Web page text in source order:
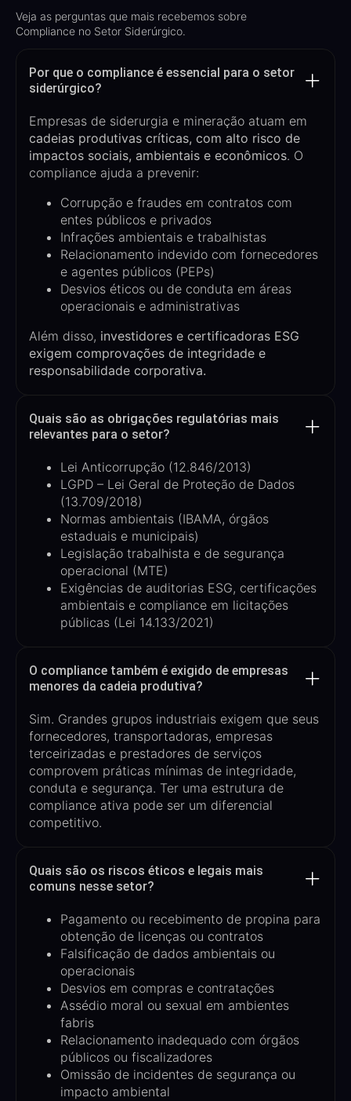
Veja as perguntas que mais recebemos sobre
Compliance no Setor Siderúrgico.
Por que o compliance é essencial para o setor
siderúrgico?
Empresas de siderurgia e mineração atuam em
cadeias produtivas críticas, com alto risco de
impactos sociais, ambientais e econômicos. O
compliance ajuda a prevenir:
Corrupção e fraudes em contratos com
entes públicos e privados
Infrações ambientais e trabalhistas
Relacionamento indevido com fornecedores
e agentes públicos (PEPs)
Desvios éticos ou de conduta em áreas
operacionais e administrativas
Além disso, investidores e certificadoras ESG
exigem comprovações de integridade e
responsabilidade corporativa.
Quais são as obrigações regulatórias mais
relevantes para o setor?
Lei Anticorrupção (12.846/2013)
LGPD – Lei Geral de Proteção de Dados
(13.709/2018)
Normas ambientais (IBAMA, órgãos
estaduais e municipais)
Legislação trabalhista e de segurança
operacional (MTE)
Exigências de auditorias ESG, certificações
ambientais e compliance em licitações
públicas (Lei 14.133/2021)
O compliance também é exigido de empresas
menores da cadeia produtiva?
Sim. Grandes grupos industriais exigem que seus
fornecedores, transportadoras, empresas
terceirizadas e prestadores de serviços
comprovem práticas mínimas de integridade,
conduta e segurança. Ter uma estrutura de
compliance ativa pode ser um diferencial
competitivo.
Quais são os riscos éticos e legais mais
comuns nesse setor?
Pagamento ou recebimento de propina para
obtenção de licenças ou contratos
Falsificação de dados ambientais ou
operacionais
Desvios em compras e contratações
Assédio moral ou sexual em ambientes
fabris
Relacionamento inadequado com órgãos
públicos ou fiscalizadores
Omissão de incidentes de segurança ou
impacto ambiental